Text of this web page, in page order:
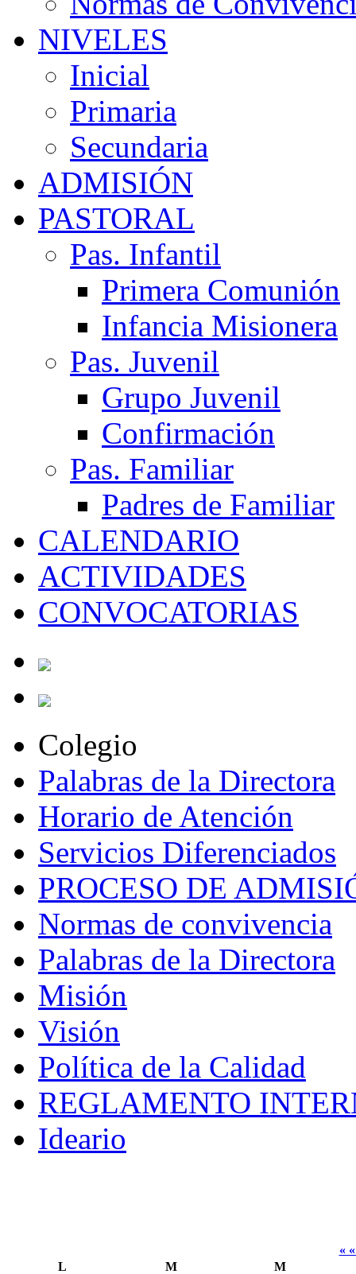
NIVELES
Inicial
Primaria
Secundaria
ADMISIÓN
PASTORAL
Pas. Infantil
Primera Comunión
Infancia Misionera
Pas. Juvenil
Grupo Juvenil
Confirmación
Pas. Familiar
Padres de Familiar
CALENDARIO
ACTIVIDADES
CONVOCATORIAS
Colegio
Palabras de la Directora
Horario de Atención
Servicios Diferenciados
PROCESO DE
Normas de convivencia
Palabras de la Directora
Misión
Visión
Política de la Calidad
REGLAMENTO
Ideario
«
L
M M